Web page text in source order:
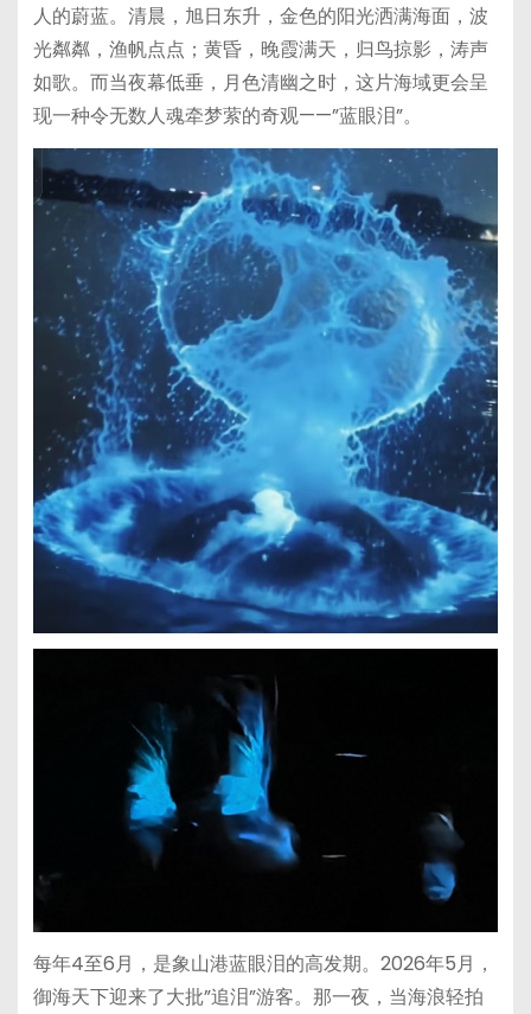
人的蔚蓝。清晨，旭日东升，金色的阳光洒满海面，波
光粼粼，渔帆点点；黄昏，晚霞满天，归鸟掠影，涛声
如歌。而当夜幕低垂，月色清幽之时，这片海域更会呈
现一种令无数人魂牵梦萦的奇观——”蓝眼泪”。
每年4至6月，是象山港蓝眼泪的高发期。2026年5月，
御海天下迎来了大批”追泪”游客。那一夜，当海浪轻拍